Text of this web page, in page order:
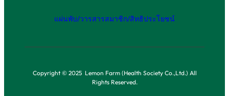
แผ่นพับ/วารสารสมาชิก/สิทธิประโยชน์
Copyright © 2025 Lemon Farm (Health Society Co.,Ltd.) All
Rights Reserved.